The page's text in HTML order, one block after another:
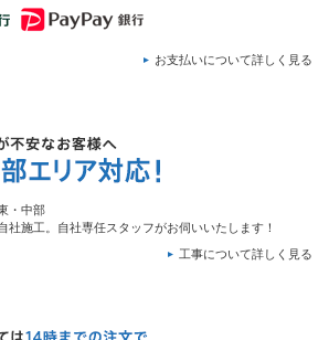
お支払いについて詳しく見る
・中部
社施工。自社専任スタッフがお伺いいたします！
工事について詳しく見る